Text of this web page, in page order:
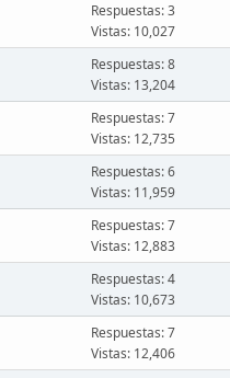
Respuestas: 3
Vistas: 10,027
Respuestas: 8
Vistas: 13,204
Respuestas: 7
Vistas: 12,735
Respuestas: 6
Vistas: 11,959
Respuestas: 7
Vistas: 12,883
Respuestas: 4
Vistas: 10,673
Respuestas: 7
Vistas: 12,406